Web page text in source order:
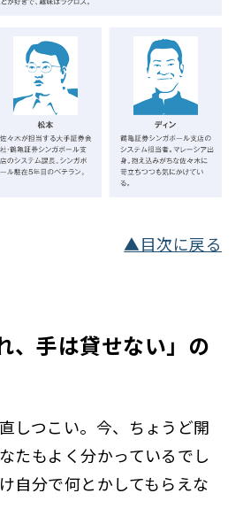
▲目次に戻る
、手は貸せない」の
しつこい。今、ちょうど開
たもよく分かっているでし
自分で何とかしてもらえな